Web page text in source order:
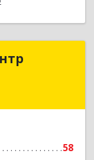
58
центр
Подробнее